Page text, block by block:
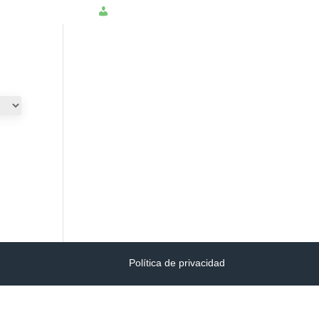
Política de privacidad